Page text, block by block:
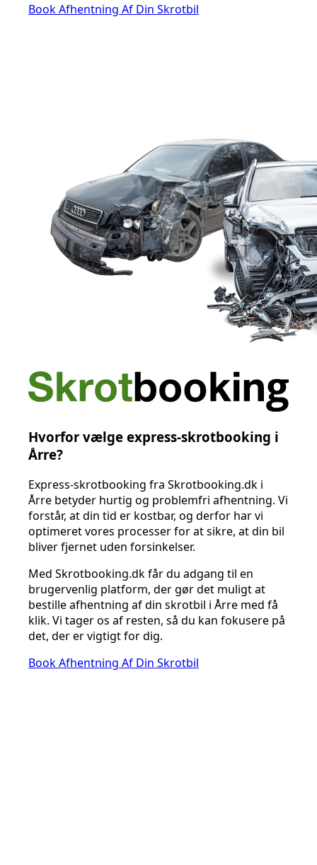
Book Afhentning Af Din Skrotbil
Hvorfor vælge express-skrotbooking i
Årre?
Express-skrotbooking fra Skrotbooking.dk i
Årre betyder hurtig og problemfri afhentning. Vi
forstår, at din tid er kostbar, og derfor har vi
optimeret vores processer for at sikre, at din bil
bliver fjernet uden forsinkelser.
Med Skrotbooking.dk får du adgang til en
brugervenlig platform, der gør det muligt at
bestille afhentning af din skrotbil i Årre med få
klik. Vi tager os af resten, så du kan fokusere på
det, der er vigtigt for dig.
Book Afhentning Af Din Skrotbil